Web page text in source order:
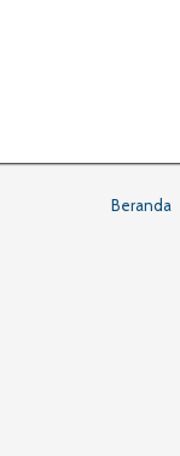
Beranda